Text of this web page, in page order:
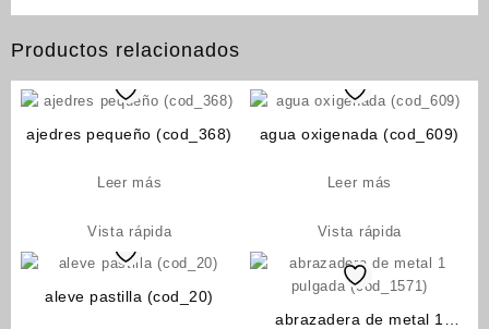
Productos relacionados
ajedres pequeño (cod_368)
Leer más
Vista rápida
agua oxigenada (cod_609)
Leer más
Vista rápida
aleve pastilla (cod_20)
abrazadera de metal 1